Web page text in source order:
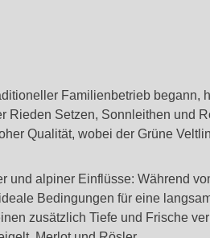
Familienbetrieb begann,
Setzen, Sonnleithen und
Qualität, wobei der Grüne
alpiner Einflüsse: Während
Bedingungen für eine
zusätzlich Tiefe und Frische